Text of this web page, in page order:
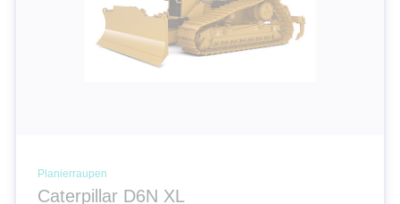
Planierraupen
Caterpillar D6N XL